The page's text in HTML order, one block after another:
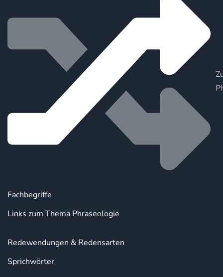
Fachbegriffe
Links zum Thema Phraseologie
Redewendungen & Redensarten
Sprichwörter